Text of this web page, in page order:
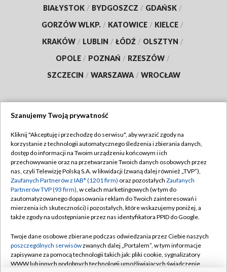
BIAŁYSTOK / BYDGOSZCZ / GDAŃSK /
GORZÓW WLKP. / KATOWICE / KIELCE /
KRAKÓW / LUBLIN / ŁÓDŹ / OLSZTYN /
OPOLE / POZNAŃ / RZESZÓW /
SZCZECIN / WARSZAWA / WROCŁAW
TVP
Abonament TVP
Emisja w TVP
Centrum informacji TVP
Naziemna Telewizja Cyfrowa
Rada Programowa
System NOS
Regulamin TVP
Polityka prywatności
Moje zgody
Pomoc
Kontakt
Szanujemy Twoją prywatność
Kliknij "Akceptuję i przechodzę do serwisu", aby wyrazić zgody na
korzystanie z technologii automatycznego śledzenia i zbierania danych,
dostęp do informacji na Twoim urządzeniu końcowym i ich
przechowywanie oraz na przetwarzanie Twoich danych osobowych przez
nas, czyli Telewizję Polską S.A. w likwidacji (zwaną dalej również „TVP”),
Zaufanych Partnerów z IAB* (1201 firm) oraz pozostałych Zaufanych
Partnerów TVP (93 firm), w celach marketingowych (w tym do
zautomatyzowanego dopasowania reklam do Twoich zainteresowań i
mierzenia ich skuteczności) i pozostałych, które wskazujemy poniżej, a
także zgody na udostępnianie przez nas identyfikatora PPID do Google.
Twoje dane osobowe zbierane podczas odwiedzania przez Ciebie naszych
poszczególnych serwisówzwanych dalej „Portalem”, w tym informacje
zapisywane za pomocą technologii takich jak: pliki cookie, sygnalizatory
WWW lub innych podobnych technologii umożliwiających świadczenie